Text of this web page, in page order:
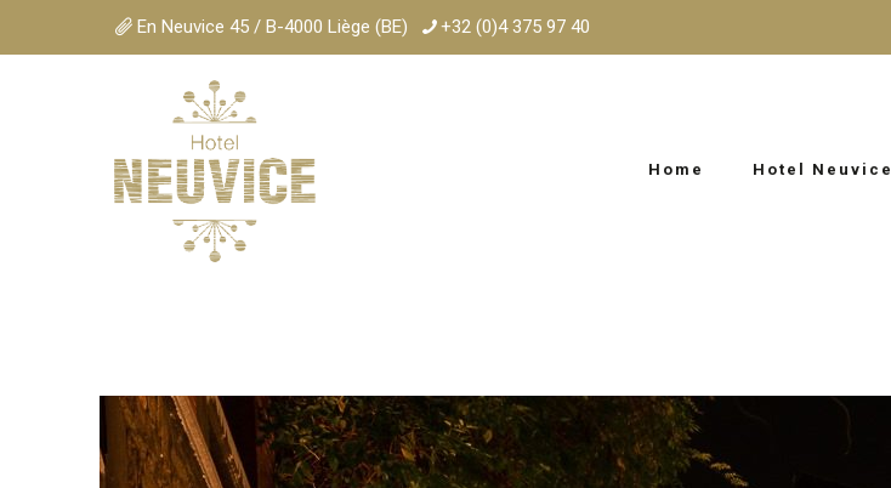
En Neuvice 45 / B-4000 Liège (BE) +32 (0)4 375 97 40
Home Hotel Neuvice